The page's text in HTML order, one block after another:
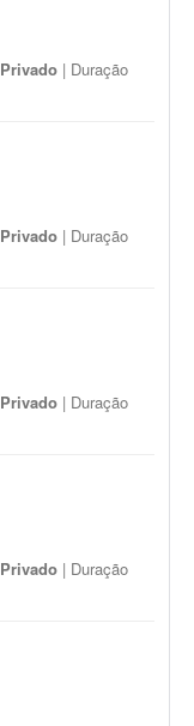
Privado | Duração
Privado | Duração
Privado | Duração
Privado | Duração